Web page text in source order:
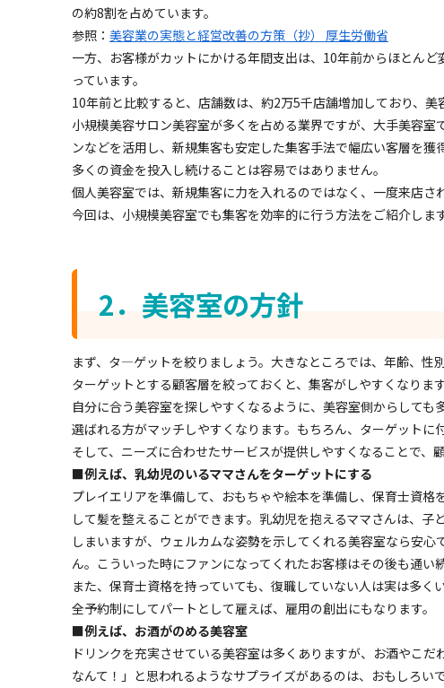
の約8割を占めています。
参照： 美容業の実態と経営改善の方策（抄） 厚生労働省
一方、お客様がカットにかける年間支出は、10年前からほとん
っています。
10年前と比較すると、店舗数は、約2万5千店舗増加しており、美
小規模美容サロン美容室が多くを占める業界ですが、大手美容
ンなどを活用し、新規集客も安定した集客手法で幅広い客層を
多くの資金を投入し続けることは容易ではありません。
個人美容室では、新規集客に力を入れるのではなく、一度来店さ
今回は、小規模美容室でも集客を効率的に行う方法をご紹介します
2．美容室の方針
まず、タ―ゲットを絞りましょう。大きなところでは、年齢、性
ターゲットとする顧客層を絞っておくと、集客がしやすくなりま
自分に合う美容室を探しやすくなるように、美容室側からして
選ばれる方がマッチしやすくなります。もちろん、ターゲットに
そして、ニーズに合わせたサービスが提供しやすくなることで、
■例えば、乳幼児のいるママさんをターゲットにする
プレイエリアを準備して、おもちゃや絵本を準備し、保育士資
して髪を整えることができます。乳幼児を抱えるママさんは、
しまいますが、ウェルカムな姿勢を示してくれる美容室なら安
ん。こういった時にファンになってくれたお客様はその後も通い
また、保育士資格を持っていても、復職していない人は実は多
全予約制にしてパートとして雇えば、雇用の創出にもなります。
■例えば、お酒がのめる美容室
ドリンクを充実させている美容室は多くありますが、お酒やこ
なんて！」と思われるようなサプライズがあるのは、おもしろいで